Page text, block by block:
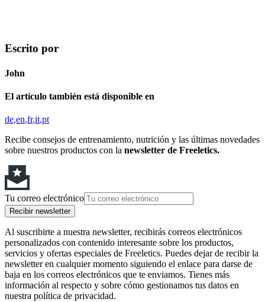
Escrito por
John
El artículo también está disponible en
de en fr it pt
Recibe consejos de entrenamiento, nutrición y las últimas novedades
sobre nuestros productos con la newsletter de Freeletics.
Tu correo electrónico
Recibir newsletter
Al suscribirte a nuestra newsletter, recibirás correos electrónicos
personalizados con contenido interesante sobre los productos,
servicios y ofertas especiales de Freeletics. Puedes dejar de recibir la
newsletter en cualquier momento siguiendo el enlace para darse de
baja en los correos electrónicos que te enviamos. Tienes más
información al respecto y sobre cómo gestionamos tus datos en
nuestra política de privacidad.